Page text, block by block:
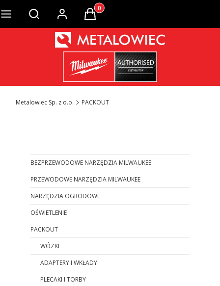
Otwórz wyszukiwarkęProdukty w koszyku: 0. Zobacz
Metalowiec Sp. z o.o. PACKOUT
BEZPRZEWODOWE NARZĘDZIA MILWAUKEE
PRZEWODOWE NARZĘDZIA MILWAUKEE
NARZĘDZIA OGRODOWE
OŚWIETLENIE
PACKOUT
WÓZKI
ADAPTERY I WKŁADY
PLECAKI I TORBY